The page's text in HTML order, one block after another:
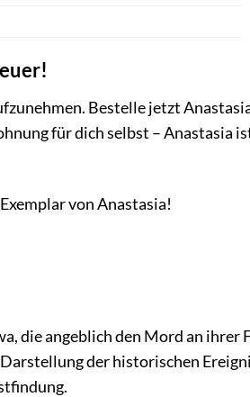
Bestelle jetzt
für dich selbst – Anastasia
von Anastasia!
die angeblich den Mord an ihrer
der historischen